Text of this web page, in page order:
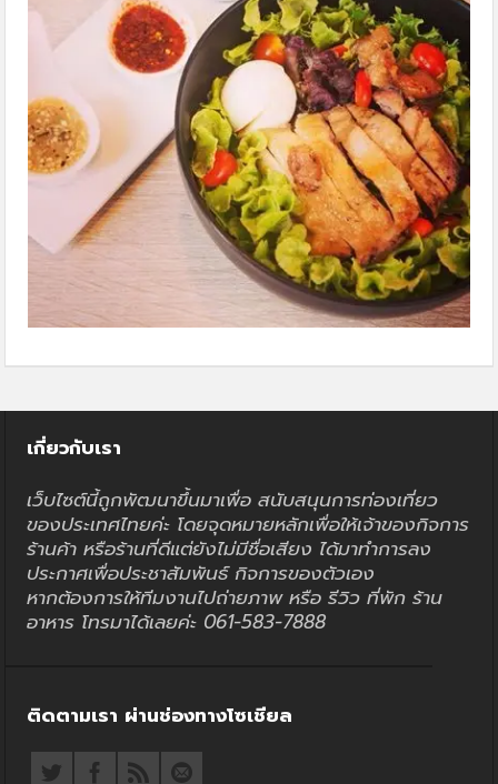
เกี่ยวกับเรา
เว็บไซต์นี้ถูกพัฒนาขึ้นมาเพื่อ สนับสนุนการท่องเที่ยว
ของประเทศไทยค่ะ โดยจุดหมายหลักเพื่อให้เจ้าของกิจการ
ร้านค้า หรือร้านที่ดีแต่ยังไม่มีชื่อเสียง ได้มาทำการลง
ประกาศเพื่อประชาสัมพันธ์ กิจการของตัวเอง
หากต้องการให้ทีมงานไปถ่ายภาพ หรือ รีวิว ที่พัก ร้าน
อาหาร โทรมาได้เลยค่ะ 061-583-7888
ติดตามเรา ผ่านช่องทางโซเชียล